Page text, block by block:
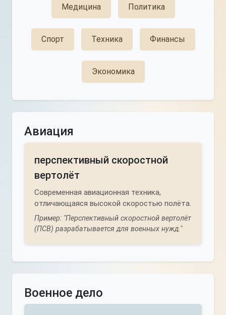
Медицина Политика
Спорт Техника Финансы
Экономика
Авиация
перспективный скоростной
вертолёт
Современная авиационная техника,
отличающаяся высокой скоростью полёта.
Пример: "Перспективный скоростной вертолёт
(ПСВ) разрабатывается для военных нужд."
Военное дело